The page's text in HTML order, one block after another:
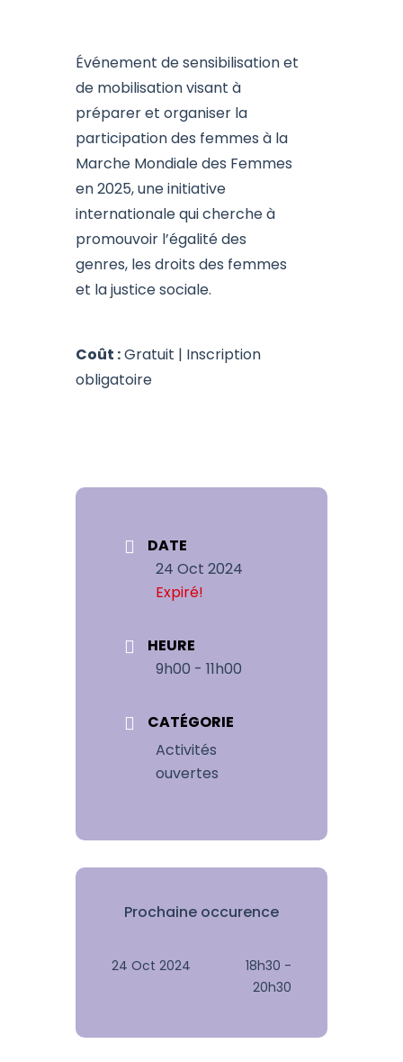
Événement de sensibilisation et
de mobilisation visant à
préparer et organiser la
participation des femmes à la
Marche Mondiale des Femmes
en 2025, une initiative
internationale qui cherche à
promouvoir l’égalité des
genres, les droits des femmes
et la justice sociale.
Coût : Gratuit | Inscription
obligatoire
DATE
24 Oct 2024
Expiré!
HEURE
9h00 - 11h00
CATÉGORIE
Activités
ouvertes
Prochaine occurence
24 Oct 2024
18h30 -
20h30